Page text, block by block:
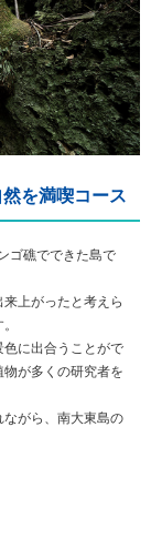
を満喫コース
ゴ礁でできた島で
上がったと考えら
に出合うことがで
が多くの研究者を
がら、南大東島の